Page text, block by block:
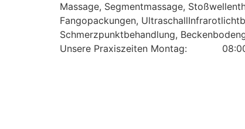
Massage, Segmentmassage,
Fangopackungen,
Schmerzpunktbehandlung,
Unsere Praxiszeiten Montag: